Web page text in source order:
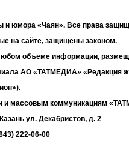
и юмора «Чаян». Все права
на сайте, защищены законом.
объеме информации,
АО «ТАТМЕДИА» «Редакция
и массовым коммуникациям
ул. Декабристов, д. 2
222-06-00